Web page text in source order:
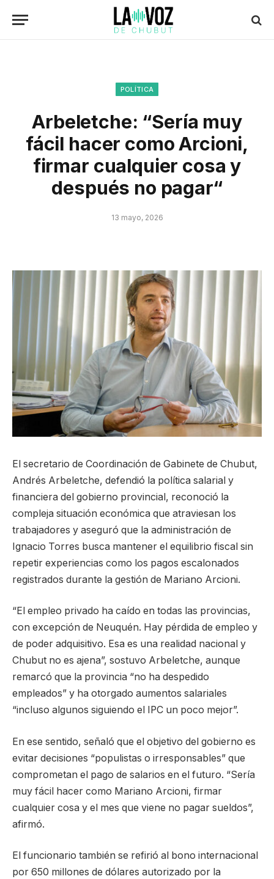
POLÍTICA
Arbeletche: “Sería muy
fácil hacer como Arcioni,
firmar cualquier cosa y
después no pagar“
13 mayo, 2026
El secretario de Coordinación de Gabinete de Chubut,
Andrés Arbeletche, defendió la política salarial y
financiera del gobierno provincial, reconoció la
compleja situación económica que atraviesan los
trabajadores y aseguró que la administración de
Ignacio Torres busca mantener el equilibrio fiscal sin
repetir experiencias como los pagos escalonados
registrados durante la gestión de Mariano Arcioni.
“El empleo privado ha caído en todas las provincias,
con excepción de Neuquén. Hay pérdida de empleo y
de poder adquisitivo. Esa es una realidad nacional y
Chubut no es ajena”, sostuvo Arbeletche, aunque
remarcó que la provincia “no ha despedido
empleados” y ha otorgado aumentos salariales
“incluso algunos siguiendo el IPC un poco mejor”.
En ese sentido, señaló que el objetivo del gobierno es
evitar decisiones “populistas o irresponsables” que
comprometan el pago de salarios en el futuro. “Sería
muy fácil hacer como Mariano Arcioni, firmar
cualquier cosa y el mes que viene no pagar sueldos”,
afirmó.
El funcionario también se refirió al bono internacional
por 650 millones de dólares autorizado por la